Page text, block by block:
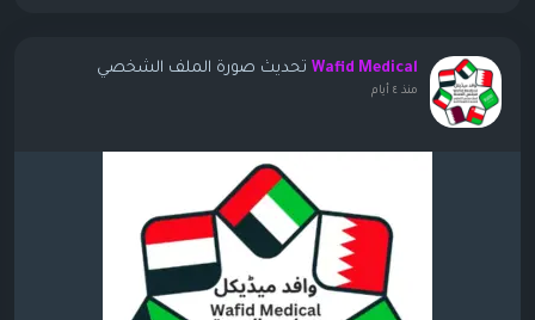
Wafid Medical تحديث صورة الملف الشخصي
منذ ٤ أيام